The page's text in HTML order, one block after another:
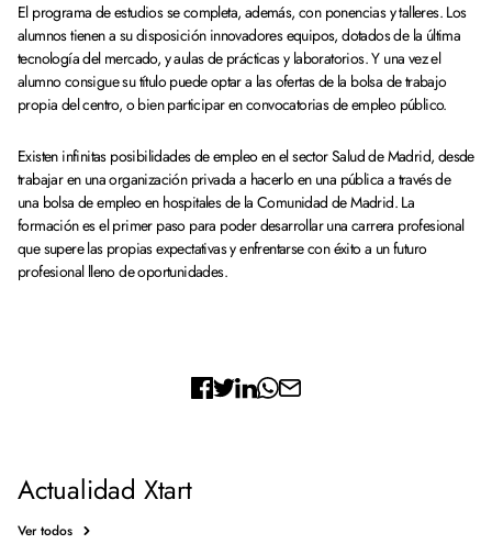
El programa de estudios se completa, además, con ponencias y talleres. Los
alumnos tienen a su disposición innovadores equipos, dotados de la última
tecnología del mercado, y aulas de prácticas y laboratorios. Y una vez el
alumno consigue su título puede optar a las ofertas de la bolsa de trabajo
propia del centro, o bien participar en convocatorias de empleo público.
Existen infinitas posibilidades de empleo en el sector Salud de Madrid, desde
trabajar en una organización privada a hacerlo en una pública a través de
una bolsa de empleo en hospitales de la Comunidad de Madrid. La
formación es el primer paso para poder desarrollar una carrera profesional
que supere las propias expectativas y enfrentarse con éxito a un futuro
profesional lleno de oportunidades.
Actualidad Xtart
Ver todos